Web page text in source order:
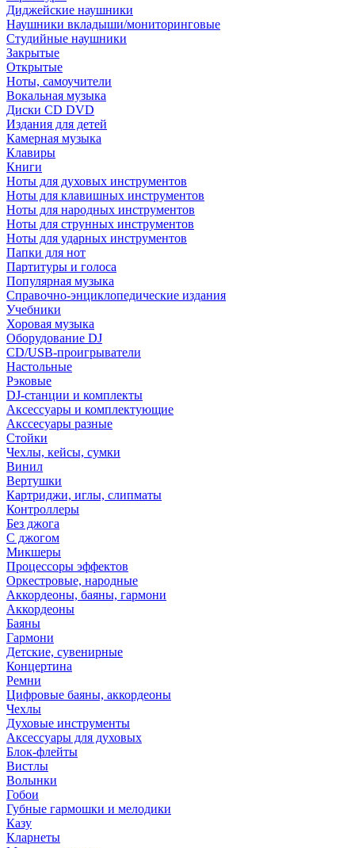
Диджейские наушники
Наушники вкладыши/мониторинговые
Студийные наушники
Закрытые
Открытые
Ноты, самоучители
Вокальная музыка
Диски CD DVD
Издания для детей
Камерная музыка
Клавиры
Книги
Ноты для духовых инструментов
Ноты для клавишных инструментов
Ноты для народных инструментов
Ноты для струнных инструментов
Ноты для ударных инструментов
Папки для нот
Партитуры и голоса
Популярная музыка
Справочно-энциклопедические издания
Учебники
Хоровая музыка
Оборудование DJ
CD/USB-проигрыватели
Настольные
Рэковые
DJ-станции и комплекты
Аксессуары и комплектующие
Акссесуары разные
Стойки
Чехлы, кейсы, сумки
Винил
Вертушки
Картриджи, иглы, слипматы
Контроллеры
Без джога
С джогом
Микшеры
Процессоры эффектов
Оркестровые, народные
Аккордеоны, баяны, гармони
Аккордеоны
Баяны
Гармони
Детские, сувенирные
Концертина
Ремни
Цифровые баяны, аккордеоны
Чехлы
Духовые инструменты
Аксессуары для духовых
Блок-флейты
Вистлы
Волынки
Гобои
Губные гармошки и мелодики
Казу
Кларнеты